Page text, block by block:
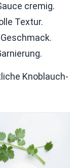
cremig.
Textur.
Knoblauch-